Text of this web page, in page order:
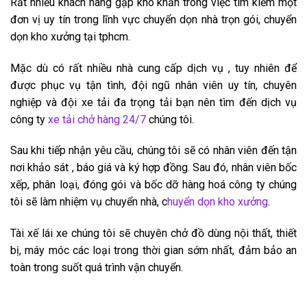
đơn vị uy tín trong lĩnh vực chuyển dọn nhà trọn gói, chuyển
dọn kho xưởng tại tphcm.
Mặc dù có rất nhiều nhà cung cấp dịch vụ , tuy nhiên để
được phục vụ tận tình, đội ngũ nhân viên uy tín, chuyên
nghiệp và đội xe tải đa trọng tải bạn nên tìm đến dịch vụ
công ty xe tải chở hàng 24/7 chúng tôi.
Sau khi tiếp nhận yêu cầu, chúng tôi sẽ có nhân viên đến tận
nơi khảo sát , báo giá và ký hợp đồng. Sau đó, nhân viên bốc
xếp, phân loại, đóng gói và bốc dỡ hàng hoá công ty chúng
tôi sẽ làm nhiệm vụ chuyển nhà, chuyển dọn kho xưởng.
Tài xế lái xe chúng tôi sẽ chuyên chở đồ dùng nội thất, thiết
bị, máy móc các loại trong thời gian sớm nhất, đảm bảo an
toàn trong suốt quá trình vận chuyển.